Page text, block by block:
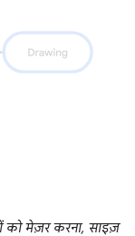
को मेज़र करना, साइज़